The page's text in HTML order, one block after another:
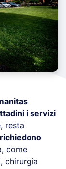
i servizi
resta
come
chirurgia